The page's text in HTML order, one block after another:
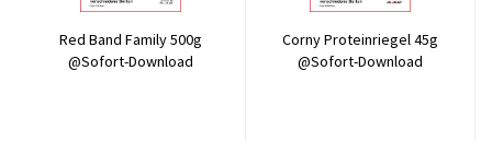
Red Band Family 500g
@Sofort-Download
Corny Proteinriegel 45g
@Sofort-Download